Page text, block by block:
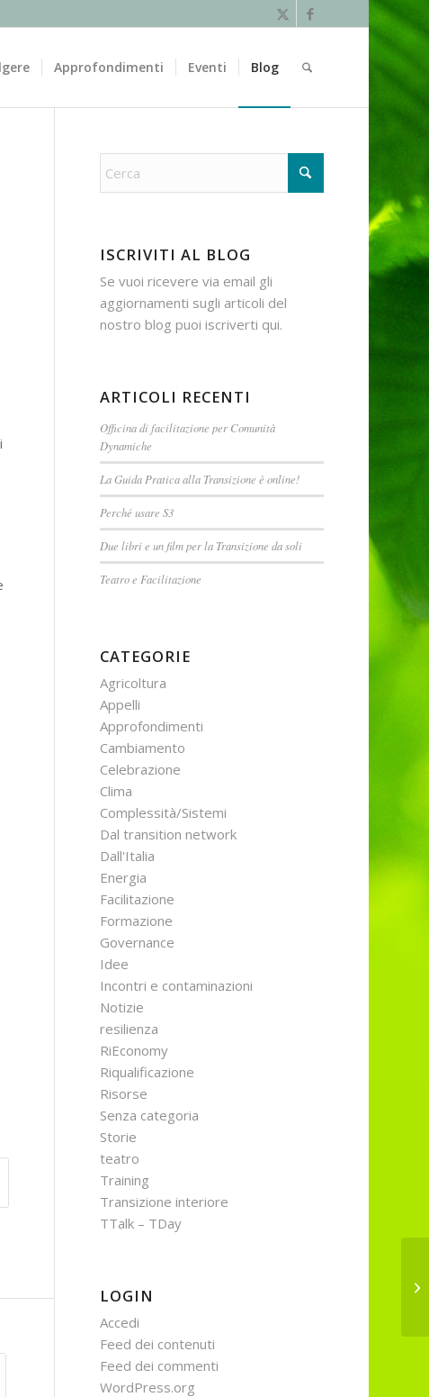
Approfondimenti Eventi Blog
ISCRIVITI AL BLOG
Se vuoi ricevere via email gli
aggiornamenti sugli articoli del
nostro blog puoi iscriverti qui.
ARTICOLI RECENTI
Officina di facilitazione per Comunità
Dynamiche
La Guida Pratica alla Transizione è online!
Perché usare S3
Due libri e un film per la Transizione da soli
Teatro e Facilitazione
CATEGORIE
Agricoltura
Appelli
Approfondimenti
Cambiamento
Celebrazione
Clima
Complessità/Sistemi
Dal transition network
Dall'Italia
Energia
Facilitazione
Formazione
Governance
Idee
Incontri e contaminazioni
Notizie
resilienza
RiEconomy
Riqualificazione
Risorse
Senza categoria
Storie
teatro
Training
Transizione interiore
TTalk – TDay
LOGIN
Accedi
Feed dei contenuti
Feed dei commenti
WordPress.org
I